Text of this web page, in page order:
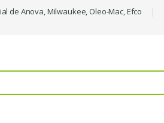
de Anova, Milwaukee, Oleo-Mac, Efco